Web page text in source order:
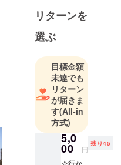
MOVIE（タ
イトル未
定）』。本
2011年より5
年間密着撮
影した、タ
レント「猫
ひろし」の
オリンピッ
クへの挑戦
を映画化す
リターンを
選ぶ
目標金額
未達でも
リターン
が届きま
す(All-in
方式)
5,0
00 円
残り45